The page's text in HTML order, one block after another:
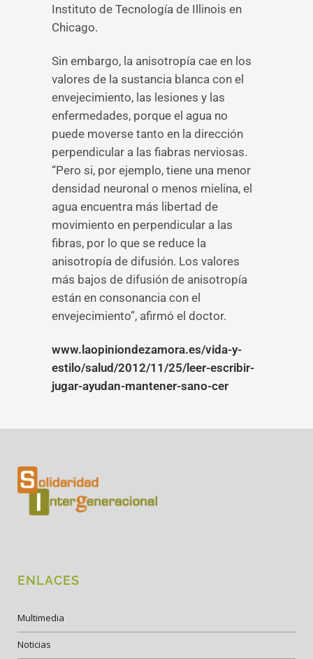
Instituto de Tecnología de Illinois en
Chicago.
Sin embargo, la anisotropía cae en los
valores de la sustancia blanca con el
envejecimiento, las lesiones y las
enfermedades, porque el agua no
puede moverse tanto en la dirección
perpendicular a las fiabras nerviosas.
“Pero si, por ejemplo, tiene una menor
densidad neuronal o menos mielina, el
agua encuentra más libertad de
movimiento en perpendicular a las
fibras, por lo que se reduce la
anisotropía de difusión. Los valores
más bajos de difusión de anisotropía
están en consonancia con el
envejecimiento”, afirmó el doctor.
www.laopiniondezamora.es/vida-y-
estilo/salud/2012/11/25/leer-escribir-
jugar-ayudan-mantener-sano-cer
ENLACES
Multimedia
Noticias